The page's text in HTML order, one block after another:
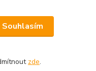
Souhlasím
zde.